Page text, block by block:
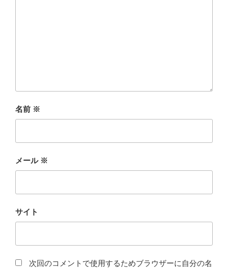
名前 ※
メール ※
サイト
次回のコメントで使用するためブラウザーに自分の名